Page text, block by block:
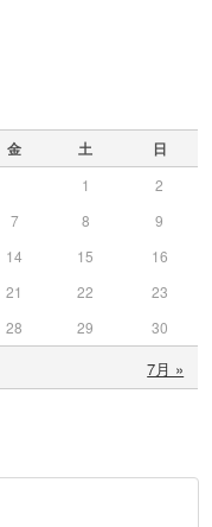
金 土 日
7月 »
1
2
7 8
9
14 15
16
21 22
23
28 29 30